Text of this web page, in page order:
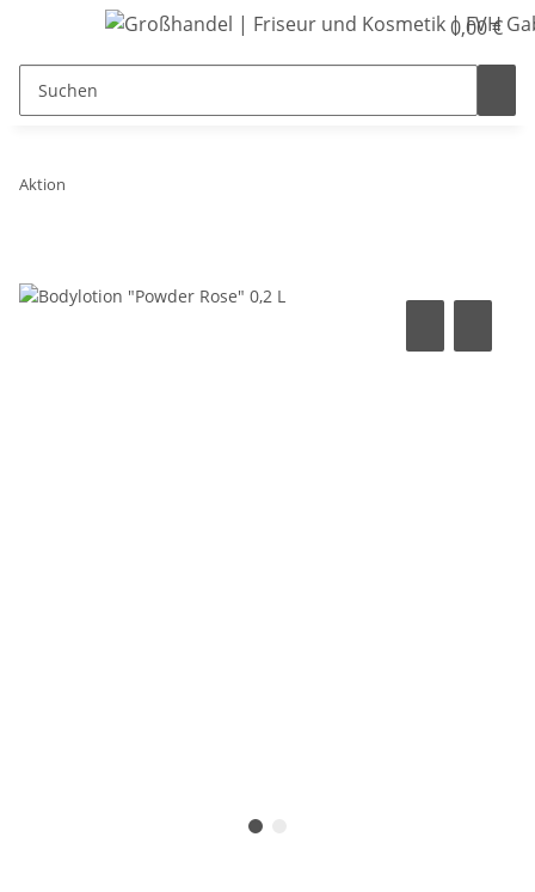
0,00 €
Aktion